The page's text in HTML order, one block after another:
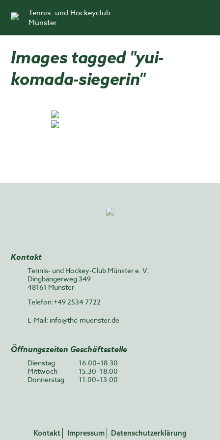
content
Tennis- und Hockeyclub
Münster
Images tagged "yui-
komada-siegerin"
Kontakt
Tennis- und Hockey-Club Münster e. V.
Dingbängerweg 349
48161 Münster
Telefon:+49 2534 7722
E-Mail: info@thc-muenster.de
Öffnungszeiten Geschäftsstelle
Dienstag
16.00–18.30
Mittwoch
15.30–18.00
Donnerstag
11.00–13.00
Kontakt Impressum Datenschutzerklärung